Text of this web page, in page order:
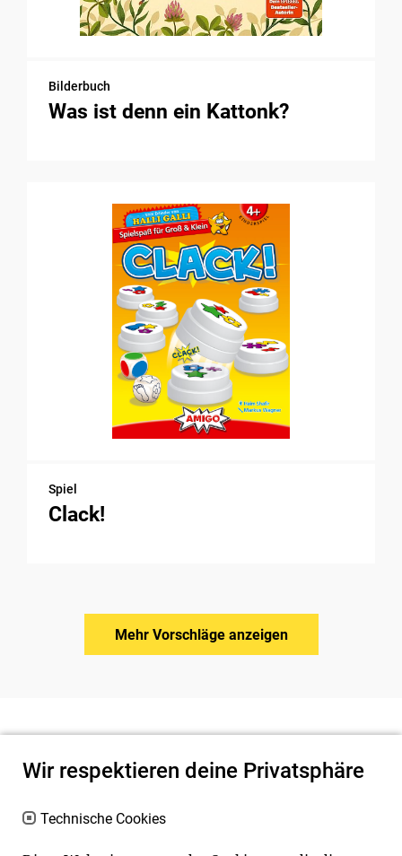
Bilderbuch
Was ist denn ein Kattonk?
Spiel
Clack!
Mehr Vorschläge anzeigen
Wir respektieren deine Privatsphäre
Technische Cookies